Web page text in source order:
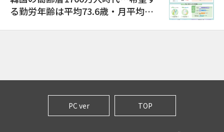
る勤労年齢は平均73.6歳・月平均賃
PC ver TOP